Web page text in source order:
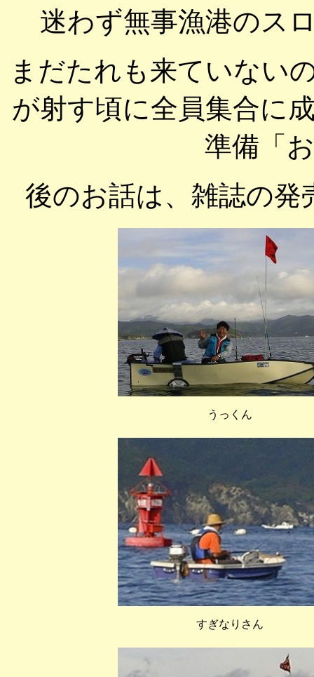
迷わず無事漁港のス
まだたれも来ていない
が射す頃に全員集合に
準備「
後のお話は、雑誌の
うっくん
すぎなりさん